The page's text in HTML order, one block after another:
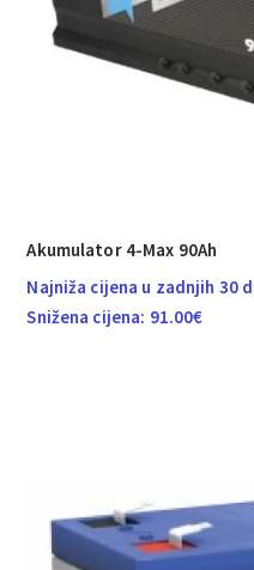
Akumulator 4-Max 90Ah
Najniža cijena u zadnjih 30
Snižena cijena: 91.00€